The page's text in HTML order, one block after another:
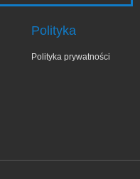
Polityka
Polityka prywatności